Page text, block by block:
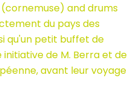
and drums
du pays des
qu'un petit buffet de
initiative de M. Berra et de
avant leur voyage